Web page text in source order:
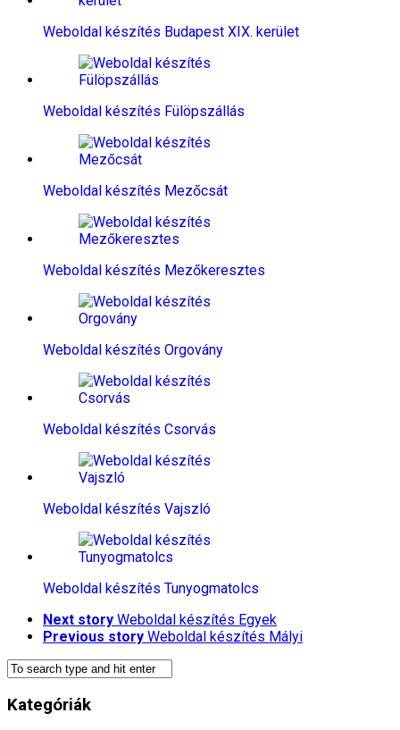
Weboldal készítés​ Budapest XIX. kerület
Weboldal készítés​ Fülöpszállás
Weboldal készítés​ Mezőcsát
Weboldal készítés​ Mezőkeresztes
Weboldal készítés​ Orgovány
Weboldal készítés​ Csorvás
Weboldal készítés​ Vajszló
Weboldal készítés​ Tunyogmatolcs
Next story Weboldal készítés​ Egyek
Previous story Weboldal készítés​ Mályi
Kategóriák